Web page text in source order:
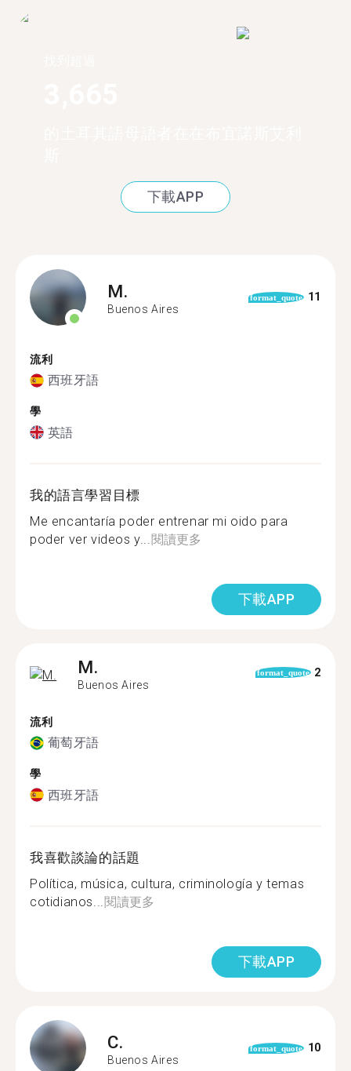
下載APP
M.
Buenos Aires
format_quote 11
流利
西班牙語
學
英語
我的語言學習目標
Me encantaría poder entrenar mi oido para
poder ver videos y... 閱讀更多
下載APP
M.
Buenos Aires
format_quote 2
流利
葡萄牙語
學
西班牙語
我喜歡談論的話題
Política, música, cultura, criminología y temas
cotidianos... 閱讀更多
下載APP
C.
Buenos Aires
format_quote 10